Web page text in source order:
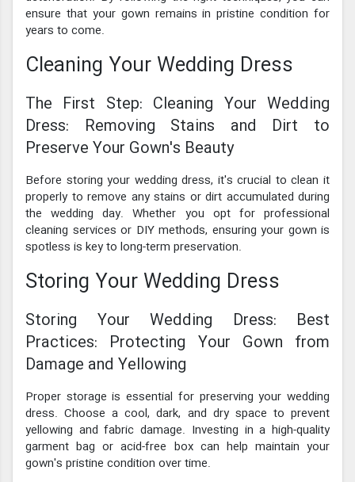
ensure that your gown remains in pristine condition for
years to come.
Cleaning Your Wedding Dress
The First Step: Cleaning Your Wedding
Dress: Removing Stains and Dirt to
Preserve Your Gown's Beauty
Before storing your wedding dress, it's crucial to clean it
properly to remove any stains or dirt accumulated during
the wedding day. Whether you opt for professional
cleaning services or DIY methods, ensuring your gown is
spotless is key to long-term preservation.
Storing Your Wedding Dress
Storing Your Wedding Dress: Best
Practices: Protecting Your Gown from
Damage and Yellowing
Proper storage is essential for preserving your wedding
dress. Choose a cool, dark, and dry space to prevent
yellowing and fabric damage. Investing in a high-quality
garment bag or acid-free box can help maintain your
gown's pristine condition over time.